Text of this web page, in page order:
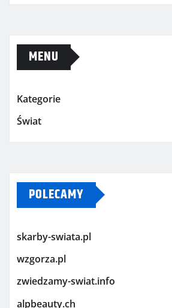
MENU
Kategorie
Świat
POLECAMY
skarby-swiata.pl
wzgorza.pl
zwiedzamy-swiat.info
alpbeauty.ch